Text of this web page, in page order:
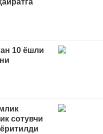
10 ёшли
сотувчи